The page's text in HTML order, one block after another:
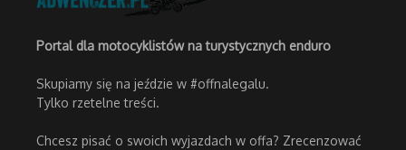
Portal dla motocyklistów na turystycznych enduro
Skupiamy się na jeździe w #offnalegalu.
Tylko rzetelne treści.
Chcesz pisać o swoich wyjazdach w offa? Zrecenzować